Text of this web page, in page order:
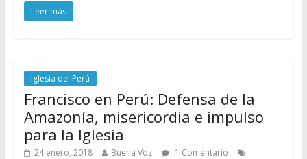
Leer más
Iglesia del Perú
Francisco en Perú: Defensa de la
Amazonía, misericordia e impulso
para la Iglesia
24 enero, 2018 Buena Voz
1 Comentario